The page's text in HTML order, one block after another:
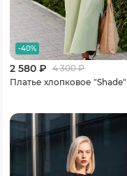
-40%
2 580 ₽ 4 300₽
Платье хлопковое "Shade"